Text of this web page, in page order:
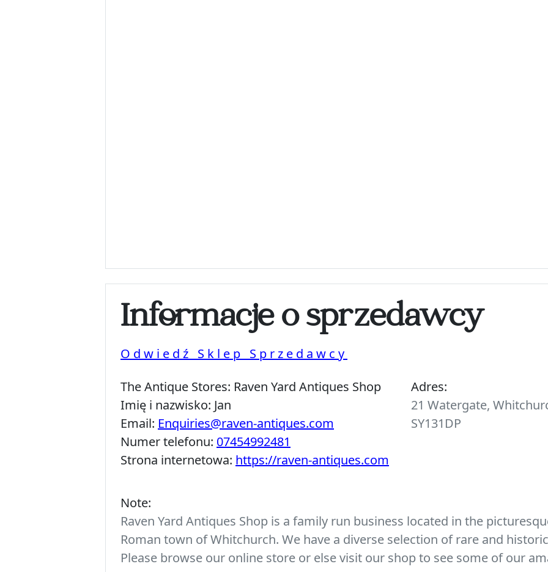
Informacje o sprzedawcy
Odwiedź Sklep Sprzedawcy
The Antique Stores: Raven Yard Antiques Shop
Imię i nazwisko: Jan
Email: Enquiries@raven-antiques.com
Numer telefonu: 07454992481
Strona internetowa: https://raven-antiques.com
Adres:
21 Watergate,
SY131DP
Note:
Raven Yard Antiques Shop is a family run business located in the
Roman town of Whitchurch. We have a diverse selection of rare and
Please browse our online store or else visit our shop to see some of our